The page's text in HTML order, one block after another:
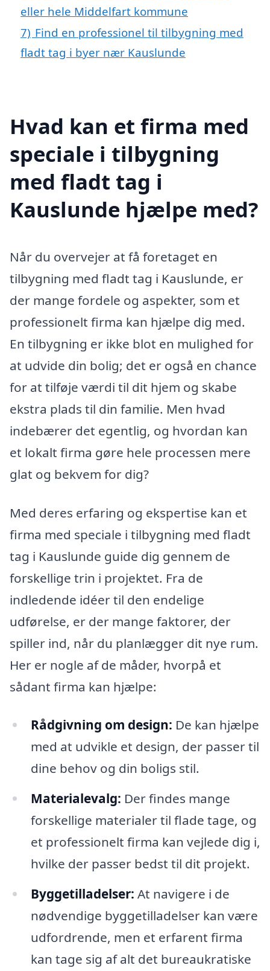
eller hele Middelfart kommune
7) Find en professionel til tilbygning med
fladt tag i byer nær Kauslunde
Hvad kan et firma med
speciale i tilbygning
med fladt tag i
Kauslunde hjælpe med?
Når du overvejer at få foretaget en
tilbygning med fladt tag i Kauslunde, er
der mange fordele og aspekter, som et
professionelt firma kan hjælpe dig med.
En tilbygning er ikke blot en mulighed for
at udvide din bolig; det er også en chance
for at tilføje værdi til dit hjem og skabe
ekstra plads til din familie. Men hvad
indebærer det egentlig, og hvordan kan
et lokalt firma gøre hele processen mere
glat og bekvem for dig?
Med deres erfaring og ekspertise kan et
firma med speciale i tilbygning med fladt
tag i Kauslunde guide dig gennem de
forskellige trin i projektet. Fra de
indledende idéer til den endelige
udførelse, er der mange faktorer, der
spiller ind, når du planlægger dit nye rum.
Her er nogle af de måder, hvorpå et
sådant firma kan hjælpe:
Rådgivning om design: De kan hjælpe
med at udvikle et design, der passer til
dine behov og din boligs stil.
Materialevalg: Der findes mange
forskellige materialer til flade tage, og
et professionelt firma kan vejlede dig i,
hvilke der passer bedst til dit projekt.
Byggetilladelser: At navigere i de
nødvendige byggetilladelser kan være
udfordrende, men et erfarent firma
kan tage sig af alt det bureaukratiske